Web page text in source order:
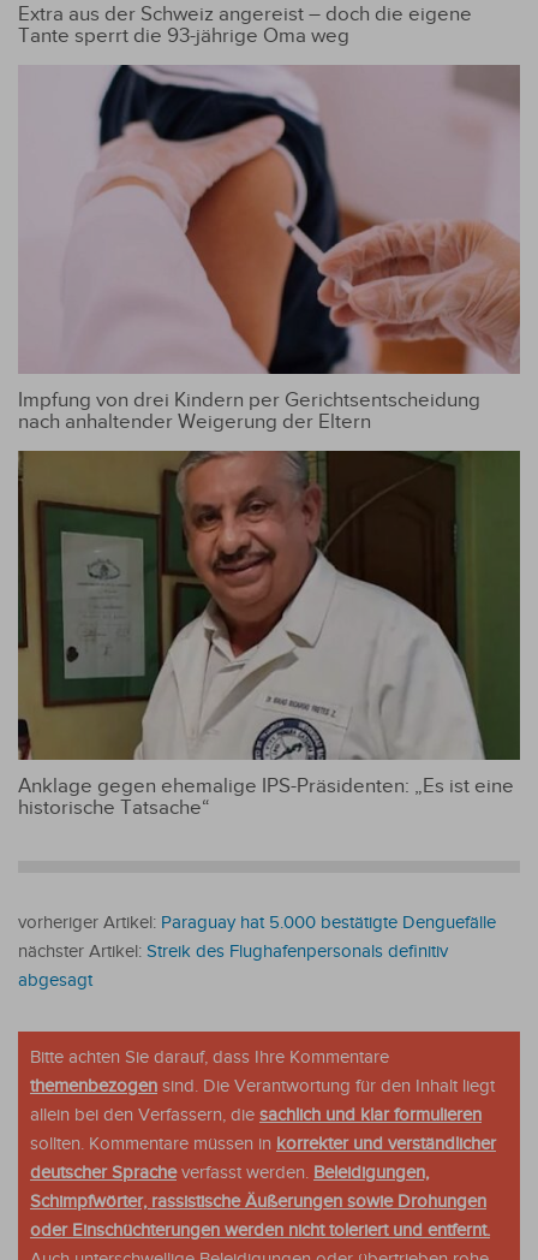
Extra aus der Schweiz angereist – doch die eigene
Tante sperrt die 93-jährige Oma weg
Impfung von drei Kindern per Gerichtsentscheidung
nach anhaltender Weigerung der Eltern
Anklage gegen ehemalige IPS-Präsidenten: „Es ist eine
historische Tatsache“
vorheriger Artikel: Paraguay hat 5.000 bestätigte Denguefälle
nächster Artikel: Streik des Flughafenpersonals definitiv
abgesagt
Bitte achten Sie darauf, dass Ihre Kommentare
themenbezogen sind. Die Verantwortung für den Inhalt liegt
allein bei den Verfassern, die sachlich und klar formulieren
sollten. Kommentare müssen in korrekter und verständlicher
deutscher Spracheverfasst werden. Beleidigungen,
Schimpfwörter, rassistische Äußerungen sowie Drohungen
oder Einschüchterungen werden nicht toleriert und entfernt.